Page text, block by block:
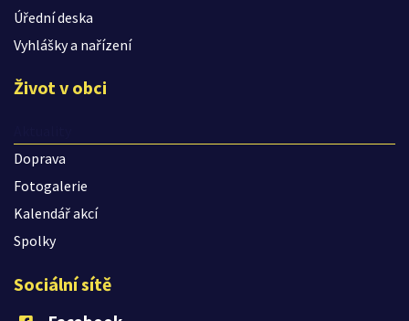
Úřední deska
Vyhlášky a nařízení
Život v obci
Doprava
Fotogalerie
Kalendář akcí
Spolky
Sociální sítě